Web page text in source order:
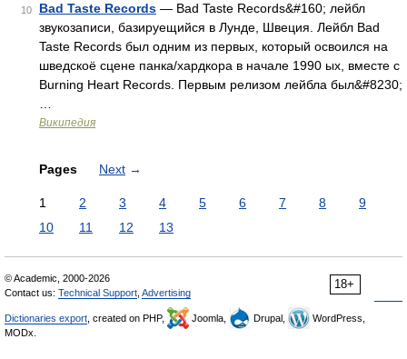
10 Bad Taste Records — Bad Taste Records&#160; лейбл
звукозаписи, базируещийся в Лунде, Швеция. Лейбл Bad
Taste Records был одним из первых, который освоился на
шведскоё сцене панка/хардкора в начале 1990 ых, вместе с
Burning Heart Records. Первым релизом лейбла был&#8230;
Википедия
Pages Next →
1 2 3 4 5 6 7 8
9
10
11 12 13
18+
© Academic, 2000-2026
Contact us: Technical Support Advertising
Dictionaries export , created on PHP, Joomla, Drupal,
WordPress,
MODx.